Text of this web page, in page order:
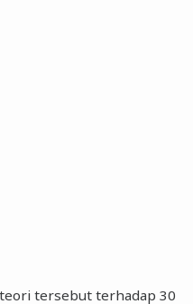
tersebut terhadap 30